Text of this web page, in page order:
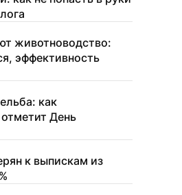
животноводство:
эффективность
как
День
к выпискам из